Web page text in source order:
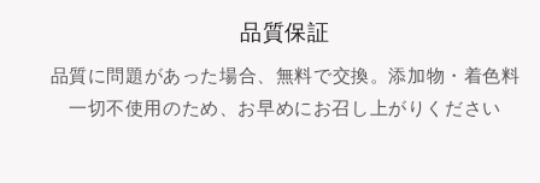
品質保証
品質に問題があった場合、無料で交換。添加物・着色料
一切不使用のため、お早めにお召し上がりください